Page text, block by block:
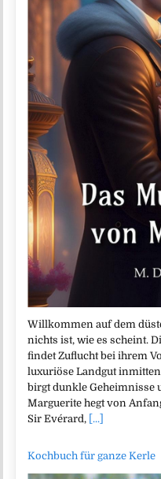
Willkommen auf dem
nichts ist, wie es scheint.
findet Zuflucht bei ihrem
luxuriöse Landgut
birgt dunkle Geheimnisse
Marguerite hegt von
Sir Evérard, [...]
Kochbuch für ganze Kerle